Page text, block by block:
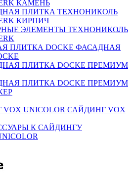
КАМЕНЬ
ПЛИТКА ТЕХНОНИКОЛЬ
КИРПИЧ
ЭЛЕМЕНТЫ ТЕХНОНИКОЛЬ
ФАСАДНАЯ
ПЛИТКА DOCKE ПРЕМИУМ
ПЛИТКА DOCKE ПРЕМИУМ
САЙДИНГ VOX
К САЙДИНГУ